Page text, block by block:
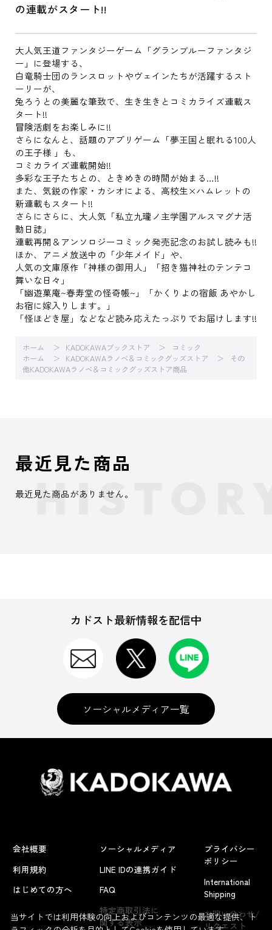
の連載がスタート!!
大人気王道ファンタジーゲーム「グランブルーファンタジ
ー」に登場する、
白竜騎士団のランスロットやヴェインたちが活躍するスト
ーリーが、
兔ろうとの美麗な筆致で、生き生きとコミカライズ連載ス
タート!!
冒険活劇をお楽しみに!!
さらになんと、話題のアプリゲーム「夢王国と眠れる100人
の王子様 」も、
コミカライズ連載開始!!
多彩な王子たちとの、ときめきの時間が始まる…!!
また、気鋭の作家・カシオによる、高校生×ハムレットの
新連載もスタート!!
さらにさらに、大人気「私立九瓏ノ主学園アルスマグナ活
動日誌」
連載再開＆アンソロジーコミック発売記念のお試し読みも!!
ほか、アニメ放送中の「少年メイド」や、
人気の文庫原作「神様の御用人」「招き猫神社のテンテコ
舞いな日々」
「幽遊菓庵~春寿堂の怪奇帳~」「かくりよの宿飯 あやかし
お宿に嫁入りします。」
「怪ほどき屋」などなど読み応えたっぷりでお届けします!!
ホーム KADOKAWAブックストア
コミック
ホーム
KADOKAWAラノベ＆コミックグッズストア
その
他KADOKAWAラノベ＆コミックグッズストア商品
よくあるお問い合わせ
最近見た商品
最近見た商品がありません。
カドスト最新情報を配信中
ソーシャルメディア一覧
会社概要
利用規約
はじめての方へ
ソーシャルメディア
LINE IDの連携ガイド
FAQ
特定商取引法に
関する表示
プライバシー
ポリシー
International
Shipping
お問い合わせ/
リクエスト
当サイトでは利用体験の向上およびコンテンツの最適な提供、ト